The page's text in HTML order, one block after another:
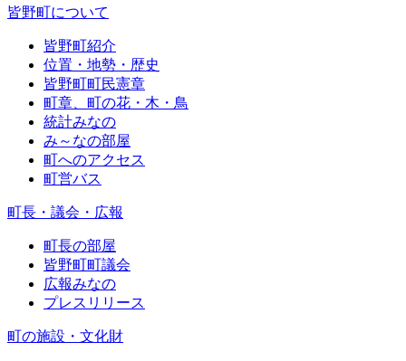
皆野町について
皆野町紹介
位置・地勢・歴史
皆野町町民憲章
町章、町の花・木・鳥
統計みなの
み～なの部屋
町へのアクセス
町営バス
町長・議会・広報
町長の部屋
皆野町町議会
広報みなの
プレスリリース
町の施設・文化財